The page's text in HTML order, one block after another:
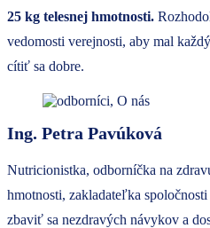
25 kg telesnej hmotnosti.
vedomosti verejnosti, aby mal
cítiť sa dobre.
Ing. Petra Pavúková
Nutricionistka, odborníčka na
hmotnosti, zakladateľka
zbaviť sa nezdravých návykov a